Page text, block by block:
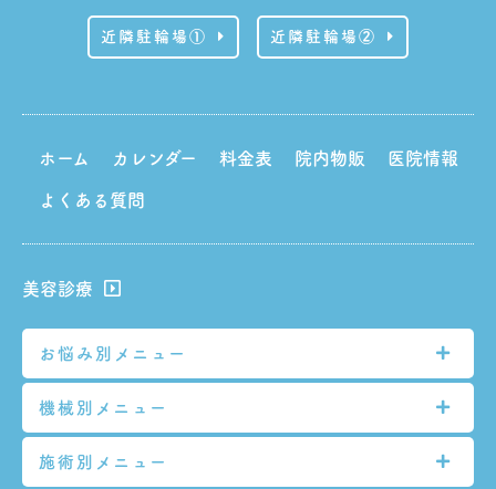
近隣駐輪場① 近隣駐輪場②
ホーム カレンダー 料金表 院内物販 医院情報
よくある質問
美容診療
お悩み別メニュー
シミ
シワ
機械別メニュー
GentleMax Pro
施術別メニュー